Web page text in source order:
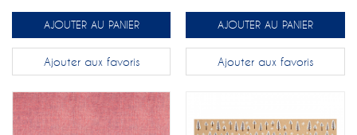
AJOUTER AU PANIER
Ajouter aux favoris
AJOUTER AU PANIER
Ajouter aux favoris